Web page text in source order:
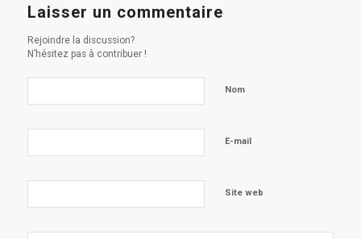
Laisser un commentaire
Rejoindre la discussion?
N’hésitez pas à contribuer !
Nom
E-mail
Site web